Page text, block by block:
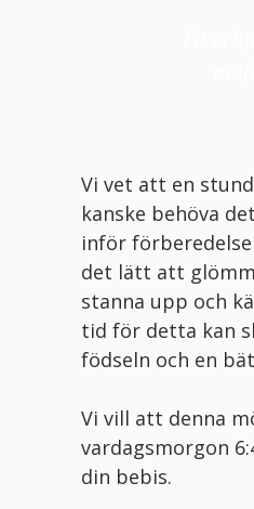
Vi vet att en
kanske behöva
inför
det lätt att
stanna upp och
tid för detta kan
födseln och en
Vi vill att denna
vardagsmorgon
din bebis.